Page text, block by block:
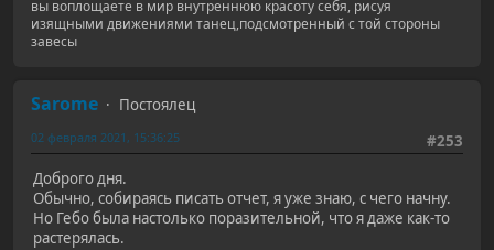
вы воплощаете в мир внутреннюю красоту себя, рисуя
изящными движениями танец,подсмотренный с той стороны
завесы
Sarome
Постоялец
#253
02 февраля 2021, 15:36:25
Доброго дня.
Обычно, собираясь писать отчет, я уже знаю, с чего начну.
Но Гебо была настолько поразительной, что я даже как-то
растерялась.